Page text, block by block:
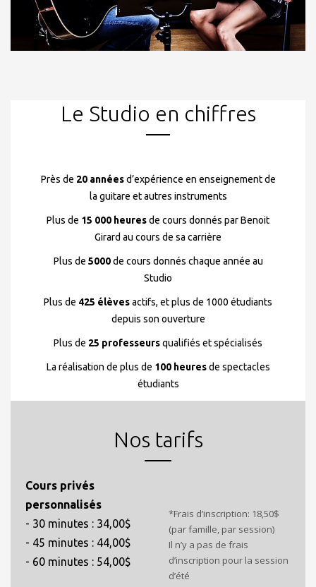
Le Studio en chiffres
Près de 20 annéesd’expérience en enseignement de
la guitare et autres instruments
Plus de 15 000 heuresde cours donnés par Benoit
Girard au cours de sa carrière
Plus de 5000de cours donnés chaque année au
Studio
Plus de 425 élèvesactifs, et plus de 1000 étudiants
depuis son ouverture
Plus de 25 professeursqualifiés et spécialisés
La réalisation de plus de 100 heuresde spectacles
étudiants
Nos tarifs
Cours privés
personnalisés
- 30 minutes : 34,00$
- 45 minutes : 44,00$
- 60 minutes : 54,00$
*Frais d’inscription: 18,50$
(par famille, par session)
Il n’y a pas de frais
d’inscription pour la session
d’été